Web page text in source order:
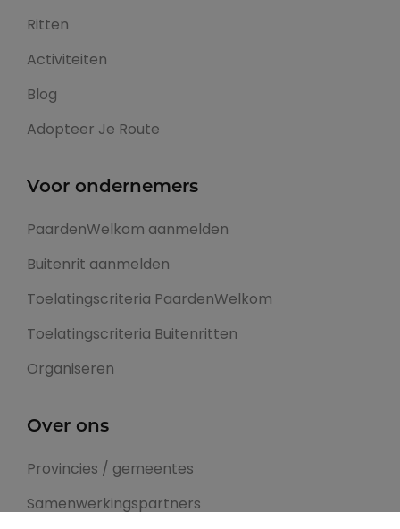
Ritten
Activiteiten
Blog
Adopteer Je Route
Voor ondernemers
PaardenWelkom aanmelden
Buitenrit aanmelden
Toelatingscriteria PaardenWelkom
Toelatingscriteria Buitenritten
Organiseren
Over ons
Provincies / gemeentes
Samenwerkingspartners